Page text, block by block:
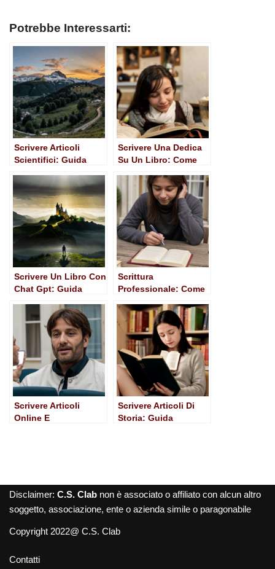
Potrebbe Interessarti:
Scrivere Articoli
Scientifici: Guida
Ricercatori e Studenti
Scrivere Una Dedica
Su Un Libro: Come
Presente
Scrivere Un Libro Con
Chat Gpt: Guida
Emergenti
Scrittura
Professionale: Come
Comunicazione
Efficace
Scrivere Articoli
Online E
Scrivere Articoli Di
Storia: Guida
Disclaimer: C.S. Clab non è associato o affiliato con alcun altro
soggetto, associazione, ente o azienda simile o paragonabile
Copyright 2022@ C.S. Clab
Contatti